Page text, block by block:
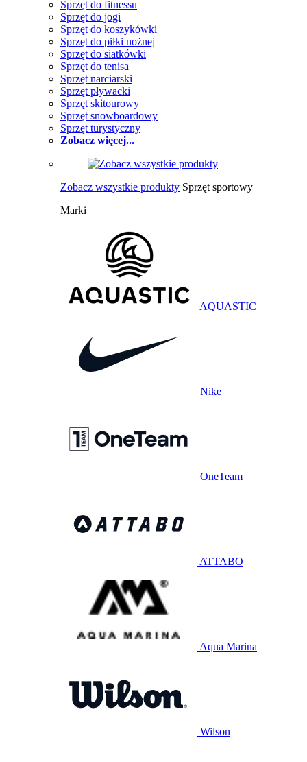
Sprzęt do fitnessu
Sprzęt do jogi
Sprzęt do koszykówki
Sprzęt do piłki nożnej
Sprzęt do siatkówki
Sprzęt do tenisa
Sprzęt narciarski
Sprzęt pływacki
Sprzęt skitourowy
Sprzęt snowboardowy
Sprzęt turystyczny
Zobacz więcej...
Zobacz wszystkie produkty Sprzęt sportowy
Marki
AQUASTIC
Nike
OneTeam
ATTABO
Aqua Marina
Wilson